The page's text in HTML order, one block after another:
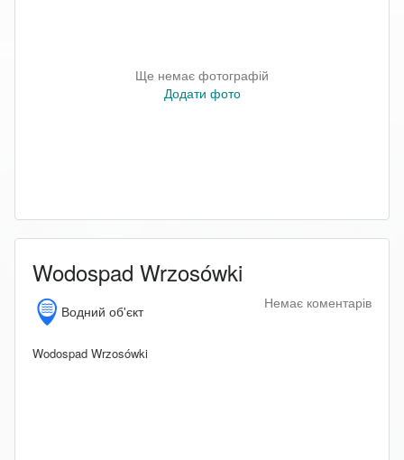
Ще немає фотографій
Додати фото
Wodospad Wrzosówki
Водний об'єкт
Немає коментарів
Wodospad Wrzosówki